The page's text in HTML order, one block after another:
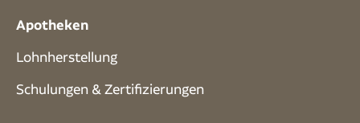
Apotheken
Lohnherstellung
Schulungen & Zertifizierungen